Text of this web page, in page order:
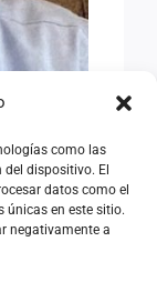
como las
dispositivo. El
datos como el
únicas en este sitio.
negativamente a